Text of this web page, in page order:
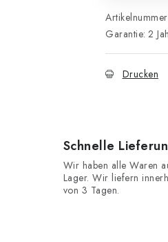
Garantie: 2
Drucken
Schnelle
Wir haben alle Waren
Lager. Wir liefern
von 3 Tagen.